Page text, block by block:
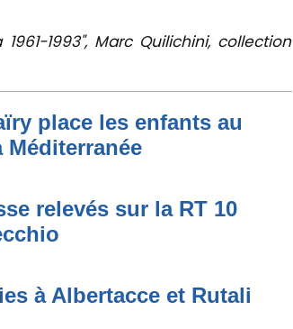
1993", Marc Quilichini, collection
place les enfants au
relevés sur la RT 10
à Albertacce et Rutali